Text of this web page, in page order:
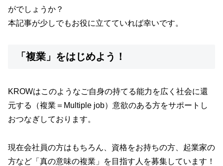
がでしょうか？
本記事が少しでもお役に立てていれば幸いです。
「複業」をはじめよう！
KROWはこのようなご自身の持てる能力を広く社会に還
元する（複業＝Multiple job）意欲のある方をサポートし
おつなぎしております。
現在会社員の方はもちろん、資格をお持ちの方、起業家の
方など「真の意味の複業」を目指す人を募集しています！